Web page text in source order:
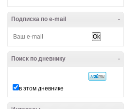
-
Подписка по e-mail
-
Поиск по дневнику
в этом дневнике